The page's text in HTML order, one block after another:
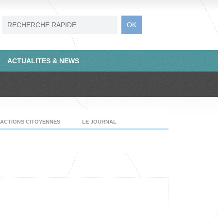
ACTUALITES & NEWS
ACTIONS CITOYENNES LE JOURNAL